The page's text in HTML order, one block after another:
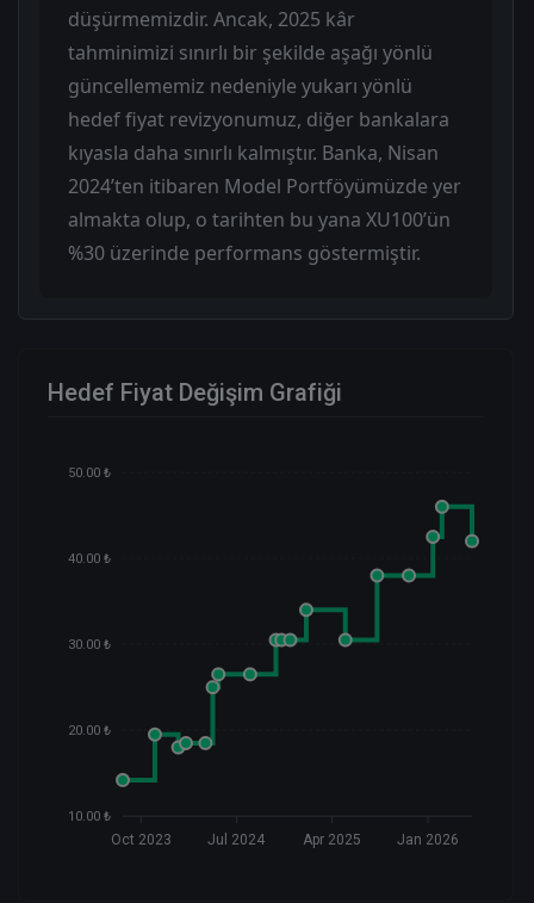
düşürmemizdir. Ancak, 2025 kâr
tahminimizi sınırlı bir şekilde aşağı yönlü
güncellememiz nedeniyle yukarı yönlü
hedef fiyat revizyonumuz, diğer bankalara
kıyasla daha sınırlı kalmıştır. Banka, Nisan
2024’ten itibaren Model Portföyümüzde yer
almakta olup, o tarihten bu yana XU100’ün
%30 üzerinde performans göstermiştir.
Hedef Fiyat Değişim Grafiği
50.00 ₺
40.00 ₺
30.00 ₺
20.00 ₺
10.00 ₺
Oct 2023 Jul 2024 Apr 2025 Jan 2026